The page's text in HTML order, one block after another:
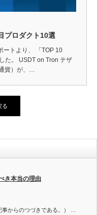
プロダクト10選
ートより、 「TOP 10
た。 USDT on Tron テザ
貨）が、…
る
き本当の理由
からのつづきである。） …